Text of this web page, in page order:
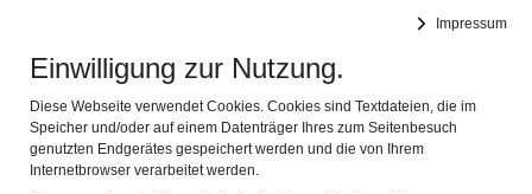
Impressum
Einwilligung zur Nutzung.
Diese Webseite verwendet Cookies. Cookies sind Textdateien, die im
Speicher und/oder auf einem Datenträger Ihres zum Seitenbesuch
genutzten Endgerätes gespeichert werden und die von Ihrem
Internetbrowser verarbeitet werden.